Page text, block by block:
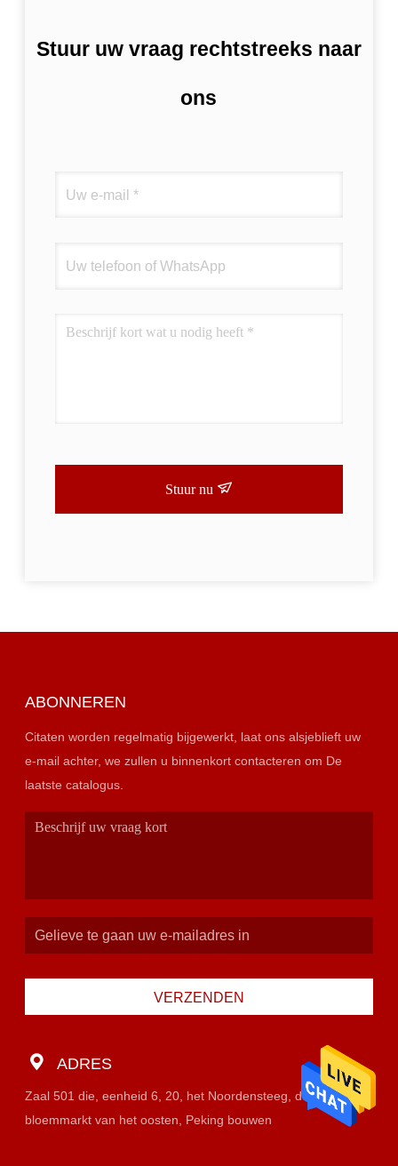
Stuur uw vraag rechtstreeks naar
ons
Stuur nu
ABONNEREN
Citaten worden regelmatig bijgewerkt, laat ons alsjeblieft uw
e-mail achter, we zullen u binnenkort contacteren om De
laatste catalogus.
VERZENDEN
ADRES
Zaal 501 die, eenheid 6, 20, het Noordensteeg, de
bloemmarkt van het oosten, Peking bouwen